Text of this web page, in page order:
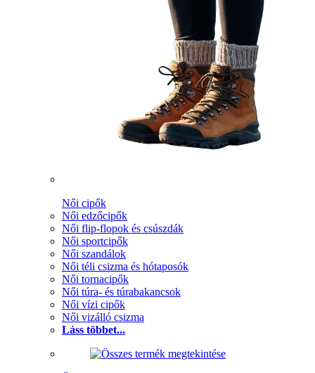
Női cipők
Női edzőcipők
Női flip-flopok és csúszdák
Női sportcipők
Női szandálok
Női téli csizma és hótaposók
Női tornacipők
Női túra- és túrabakancsok
Női vízi cipők
Női vizálló csizma
Láss többet...